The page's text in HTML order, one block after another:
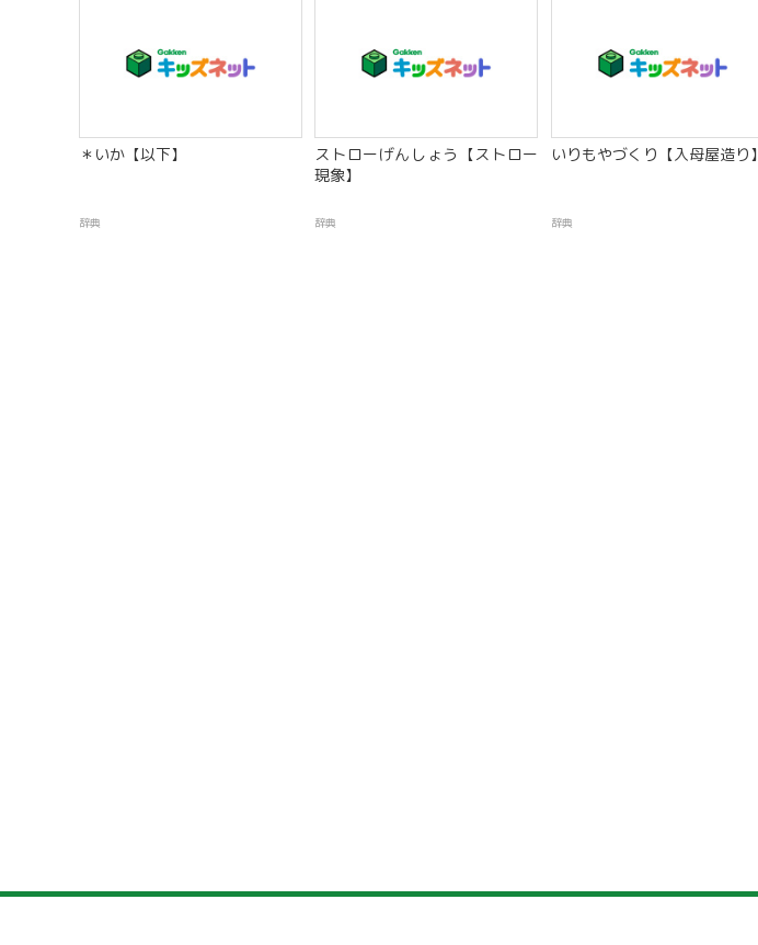
＊いか【以下】
辞典
ストローげんしょう【ストロー
現象】
辞典
いりもやづくり【入母屋造り】
辞典